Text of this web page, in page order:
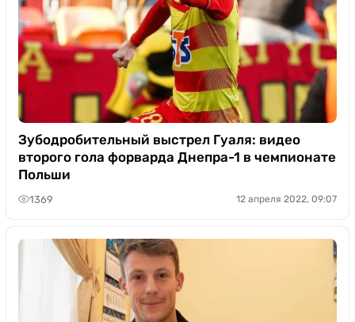
Зубодробительный выстрел Гуаля: видео
второго гола форварда Днепра-1 в чемпионате
Польши
1369 12 апреля 2022, 09:07